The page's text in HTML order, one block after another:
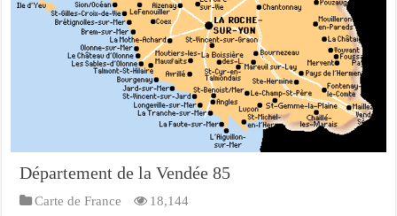
Département de la Vendée 85
Carte de France 18,144